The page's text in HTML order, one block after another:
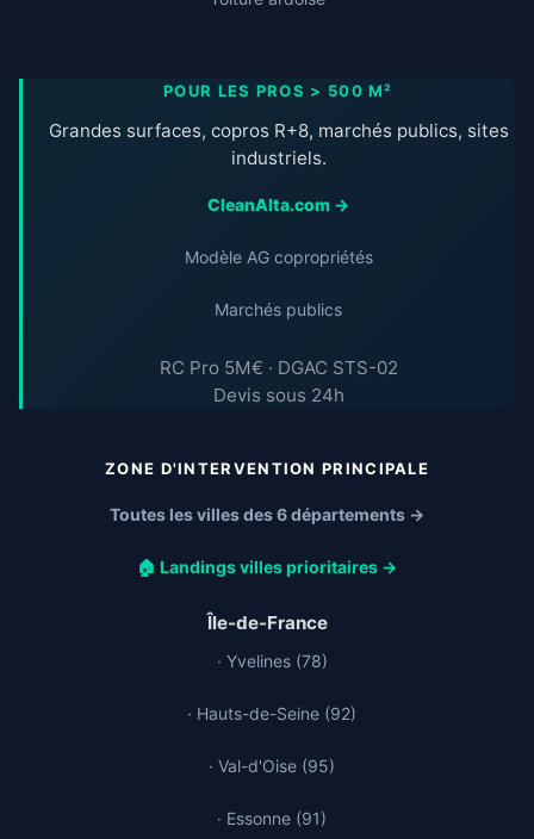
POUR LES PROS > 500 M²
Grandes surfaces, copros R+8, marchés publics, sites
industriels.
CleanAlta.com →
Modèle AG copropriétés
Marchés publics
RC Pro 5M€ · DGAC STS-02
Devis sous 24h
ZONE D'INTERVENTION PRINCIPALE
Toutes les villes des 6 départements →
🏠 Landings villes prioritaires →
Île-de-France
· Yvelines (78)
· Hauts-de-Seine (92)
· Val-d'Oise (95)
· Essonne (91)